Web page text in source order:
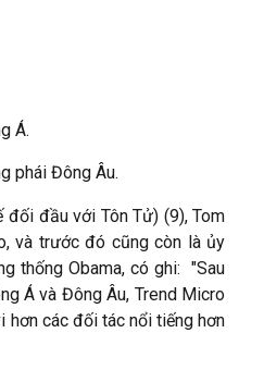
Á.
phái Đông Âu.
đối đầu với Tôn Tử) (9), Tom
và trước đó cũng còn là ủy
thống Obama, có ghi: "Sau
Á và Đông Âu, Trend Micro
hơn các đối tác nổi tiếng hơn